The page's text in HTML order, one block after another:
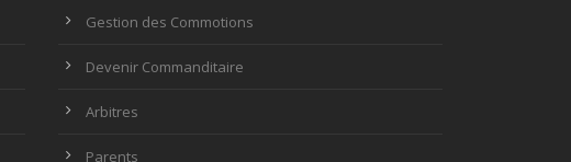
Gestion des Commotions
Devenir Commanditaire
Arbitres
Parents